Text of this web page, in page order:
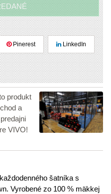
Pinerest LinkedIn
produkt
a
VIVO!
šatníka s
Vyrobené zo 100 % mäkkej